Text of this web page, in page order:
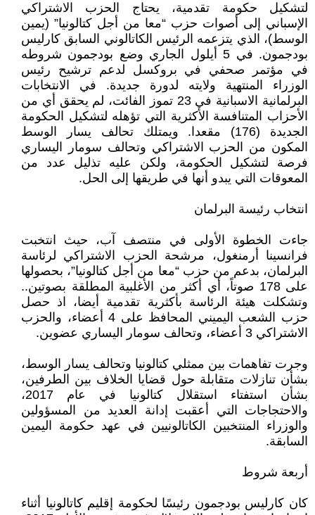
لتشكيل حكومة تقدمية، يحتاج الحزب الاشتراكي
الإسباني إلى أصوات حزب “معا من أجل كتالونيا” (يمين
الوسط)، الذي يتزعمه الرئيس الكاتالوني السابق كارليس
بودجمون. في 5 أيلول الجاري وضع بودجمون شروطه
في مؤتمر صحفي في بروكسل لدعم ترشيح رئيس
الوزراء المنتهية ولايته لدورة جديدة. في الانتخابات
البرلمانية الاسبانية في 23 تموز الفائت، لم يحقق أي من
الأحزاب المتنافسة الأكثرية التي تؤهله لتشكيل الحكومة
الجديدة (176) مقعدا. ويمتلك تحالف يسار الوسط
المكون من الحزب الاشتراكي وتحالف سومار اليساري
فرصة لتشكيل الحكومة، ولكن عليه تذليل عدد من
المعوقات التي يبدو أنها في طريقها إلى الحل.
انتخاب رئيسة البرلمان
جاءت الخطوة الأولى في منتصف آب، حيث انتخبت
فرانسينا أرمنغول، مرشحة الحزب الاشتراكي لرئاسة
البرلمان، بدعم من حزب “معا من أجل كتالونيا”، بحصولها
على 178 صوتاً، أي أكثر من الأغلبية المطلقة بصوتين..
وتشكلت هيئة الرئاسة بأكثرية تقدمية أيضا، اذ حصل
حزب الشعب اليميني المحافظ على 4 أعضاء، والحزب
الاشتراكي 3 أعضاء، وتحالف سومار اليساري عضوين.
وجرت تفاهمات بين ممثلي كتالونيا وتحالف يسار الوسط،
بشأن تنازلات متقابلة حول قضايا الخلاف بين الطرفين،
بشأن استفتاء استقلال كتالونيا في عام 2017،
والاحتجاجات التي أعقبت إدانة العديد من المسؤولين
والوزراء المنتخبين الكاتالونيين في عهد حكومة اليمين
السابقة.
أربعة شروط
كان كارليس بودجمون رئيسًا لحكومة إقليم كاتالونيا أثناء